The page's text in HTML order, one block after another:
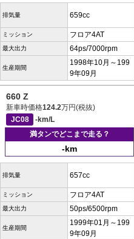
排気量 659cc
ミッション フロア4AT
最大出力 64ps/7000rpm
生産期間
1998年10月～199
9年09月
660 Z
新車時価格124.2万円(税抜)
JC08
-km/L
満タンでどこまで走る？
-km
排気量 657cc
ミッション フロア4AT
最大出力 50ps/6500rpm
生産期間
1999年01月～199
9年09月